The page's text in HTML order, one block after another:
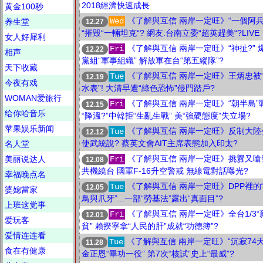
黄金100秒
养生堂
女人好犀利
相声
天下收藏
今夜有戏
WOMAN爱旅行
给你哈音乐
苹果娱乐新闻
名人堂
美丽说达人
幸福晚点名
婆媳當家
上班这党事
爱玩客
爱情连连看
食在有健康
2018經濟快速成長
12.27 Wed
《了解與互信 兩岸一定旺》“一個阿
“摧毀“一輛坦克“? 網友:台南立委“超英趕美“?LIVE
12.22 Fri
《了解與互信 兩岸一定旺》“神扯?”
黨組“軍事組織” 解放軍在台“第五縱隊”?
12.19 Tue
《了解與互信 兩岸一定旺》王炳忠被
水表”! 大清早遭“綠色恐怖”侵門踏戶?
12.15 Fri
《了解與互信 兩岸一定旺》“朝半島”
“降溫?”中韓拒“生亂生戰” 美“強硬態度”失立場?
12.12 Tue
《了解與互信 兩岸一定旺》反制大陸
使武統說? 蔡英文會AIT主席表態加入印太?
12.08 Fri
《了解與互信 兩岸一定旺》挑釁又
共機繞台 國軍F-16升空警戒 無線電對話曝光?
12.05 Tue
《了解與互信 兩岸一定旺》DPP裡的
鳥與爪牙”...一部“勞基法”露出“真面目”?
12.01 Fri
《了解與互信 兩岸一定旺》全台1/3“
貧” 賴揆寧拿“人民的肝”成就“功德簿”?
11.28 Tue
《了解與互信 兩岸一定旺》“沉寂74
金正恩“畢功一役” 第7次“核試”史上“最威”?